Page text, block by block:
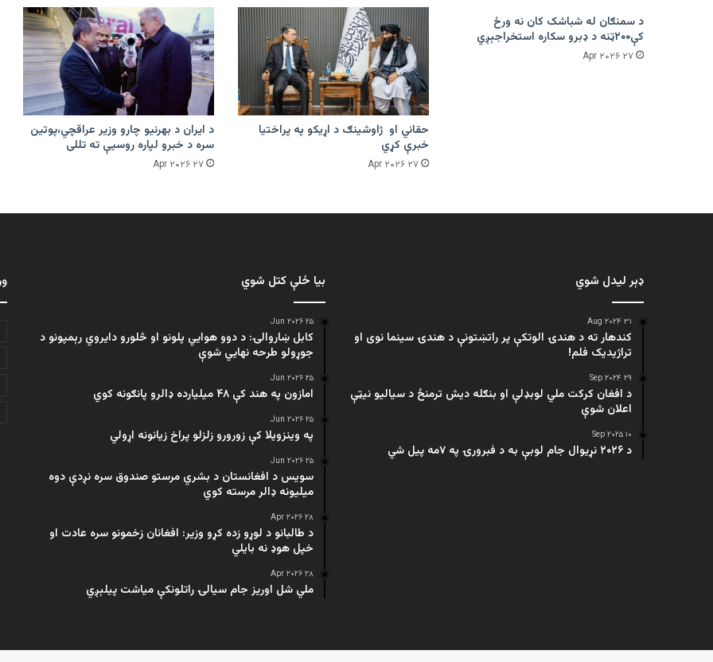
د سمنګان له شباشک کان نه ورځ
کې۲۰۰ټنه د ډبرو سکاره استخراجېږي
۲۷ Apr ۲۰۲۶
حقاني او ژاوشینګ د اړیکو په پراختیا
خبرې کړي
۲۷ Apr ۲۰۲۶
د ایران د بهرنیو چارو وزیر عراقچي،پوتین
سره د خبرو لپاره روسیې ته تللی
۲۷ Apr ۲۰۲۶
ډېر لیدل شوي
۳۱ Aug ۲۰۲۴
کندهار ته د هندۍ الوتکې پر راتښتونې د هندۍ سینما نوی او
تراژيديک فلم!
۲۹ Sep ۲۰۲۴
د افغان کرکت ملي لوبډلې او بنګله دیش ترمنځ د سیالیو نیټې
اعلان شوې
۱۰ Sep ۲۰۲۵
د ۲۰۲۶ نړیوال جام لوبې به د فبرورۍ په ۷مه پیل شي
بیا ځلې کتل شوي
۲۵ Jun ۲۰۲۶
کابل ښاروالۍ: د دوو هوايي پلونو او څلورو دایروي رېمپونو د
جوړولو طرحه نهایي شوې
۲۵ Jun ۲۰۲۶
امازون په هند کې ۴۸ میلیارده ډالرو پانګونه کوي
۲۵ Jun ۲۰۲۶
په وینزویلا کې زورورو زلزلو پراخ زیانونه اړولي
۲۵ Jun ۲۰۲۶
سویس د افغانستان د بشري مرستو صندوق سره نږدې دوه
میلیونه ډالر مرسته کوي
۲۸ Apr ۲۰۲۶
د طالبانو د لوړو زده کړو وزیر: افغانان زخمونو سره عادت او
خپل هوډ نه بایلي
۲۸ Apr ۲۰۲۶
ملي شل اوریز جام سیالۍ راتلونکې میاشت پیلېږي